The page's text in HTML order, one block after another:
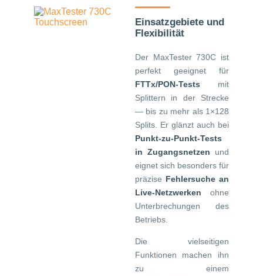
Einsatzgebiete und
Flexibilität
Der MaxTester 730C ist
perfekt geeignet für
FTTx/PON-Tests mit
Splittern in der Strecke
— bis zu mehr als 1×128
Splits. Er glänzt auch bei
Punkt-zu-Punkt-Tests
in Zugangsnetzen und
eignet sich besonders für
präzise Fehlersuche an
Live-Netzwerken ohne
Unterbrechungen des
Betriebs.
Die vielseitigen
Funktionen machen ihn
zu einem